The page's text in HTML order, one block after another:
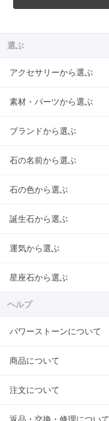
選ぶ
アクセサリーから選ぶ
素材・パーツから選ぶ
ブランドから選ぶ
石の名前から選ぶ
石の色から選ぶ
誕生石から選ぶ
運気から選ぶ
星座石から選ぶ
ヘルプ
パワーストーンについて
商品について
注文について